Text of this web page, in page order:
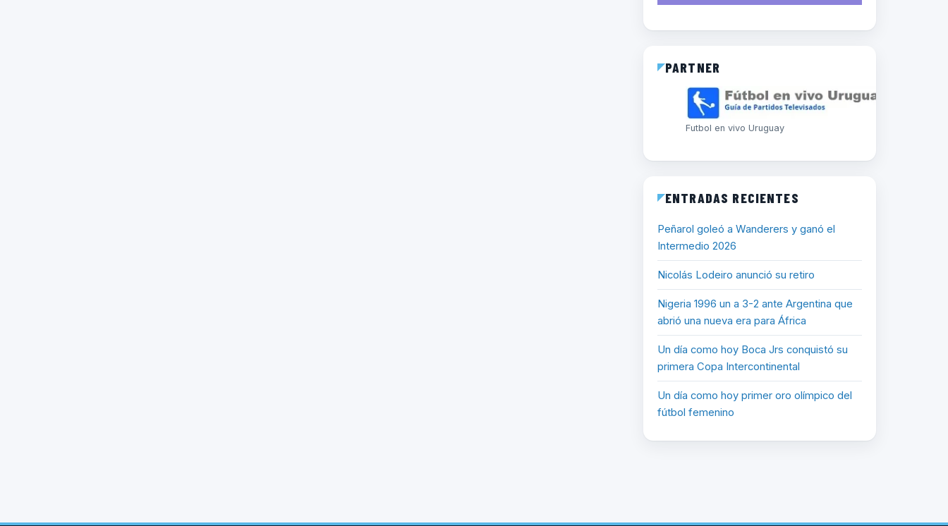
PARTNER
Futbol en vivo Uruguay
ENTRADAS RECIENTES
Peñarol goleó a Wanderers y ganó el
Intermedio 2026
Nicolás Lodeiro anunció su retiro
Nigeria 1996 un a 3-2 ante Argentina que
abrió una nueva era para África
Un día como hoy Boca Jrs conquistó su
primera Copa Intercontinental
Un día como hoy primer oro olímpico del
fútbol femenino